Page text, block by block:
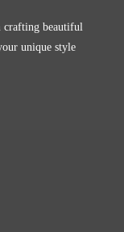
crafting beautiful
unique style